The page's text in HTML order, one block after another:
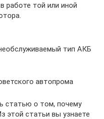
работе той или иной
тип АКБ
автопрома
статью о том, почему
этой статьи вы узнаете